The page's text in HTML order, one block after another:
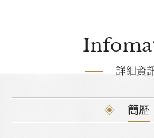
詳細資
簡歷